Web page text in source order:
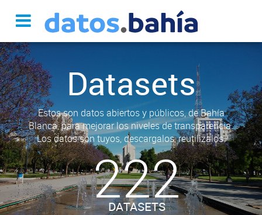
Datasets
Estos son datos abiertos y públicos, de Bahía
Blanca, para mejorar los niveles de transparencia.
Los datos son tuyos, descargalos, reutilizalos.
222
DATASETS